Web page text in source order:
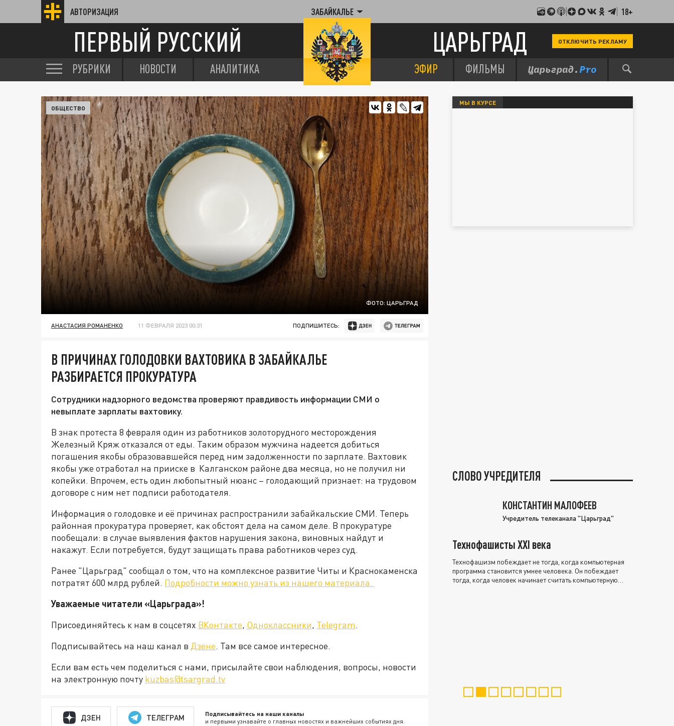
АВТОРИЗАЦИЯ ЗАБАЙКАЛЬЕ 18+
ПЕРВЫЙ РУССКИЙ ЦАРЬГРАД ОТКЛЮЧИТЬ РЕКЛАМУ
РУБРИКИ НОВОСТИ АНАЛИТИКА ЭФИР ФИЛЬМЫ
ФОТО: ЦАРЬГРАД
ОБЩЕСТВО
АНАСТАСИЯ РОМАНЕНКО 11 ФЕВРАЛЯ 2023 00:31 ПОДПИШИТЕСЬ:
В ПРИЧИНАХ ГОЛОДОВКИ ВАХТОВИКА В ЗАБАЙКАЛЬЕ
РАЗБИРАЕТСЯ ПРОКУРАТУРА
Сотрудники надзорного ведомства проверяют правдивость информации СМИ о
невыплате зарплаты вахтовику.
В знак протеста 8 февраля один из работников золоторудного месторождения
Железный Кряж отказался от еды. Таким образом мужчина надеется добиться
погашения якобы образовавшейся перед ним задолженности по зарплате. Вахтовик
якобы уже отработал на прииске в Калганском районе два месяца, но не получил ни
копейки. Впрочем, есть один любопытный нюанс – голодающий признает: на трудовом
договоре с ним нет подписи работодателя.
Информация о голодовке и её причинах распространили забайкальские СМИ. Теперь
районная прокуратура проверяет, как обстоят дела на самом деле. В прокуратуре
пообещали: в случае выявления фактов нарушения закона, виновных найдут и
накажут. Если потребуется, будут защищать права работников через суд.
Ранее "Царьград" сообщал о том, что на комплексное развитие Читы и Краснокаменска
потратят 600 млрд рублей. Подробности можно узнать из нашего материала.
Уважаемые читатели «Царьграда»!
Присоединяйтесь к нам в соцсетях ВКонтакте, Одноклассники, Telegram.
Подписывайтесь на наш канал в Дзене. Там все самое интересное.
Если вам есть чем поделиться с нами, присылайте свои наблюдения, вопросы, новости
на электронную почту kuzbas@tsargrad.tv
ДЗЕН ТЕЛЕГРАМ Подписывайтесь на наши каналы
и первыми узнавайте о главных новостях и важнейших событиях дня.
МЫ В КУРСЕ
СЛОВО УЧРЕДИТЕЛЯ
КОНСТАНТИН МАЛОФЕЕВ
Учредитель телеканала "Царьград"
Технофашисты XXI века
Технофашизм побеждает не тогда, когда компьютерная
программа становится умнее человека. Он побеждает
тогда, когда человек начинает считать компьютерную